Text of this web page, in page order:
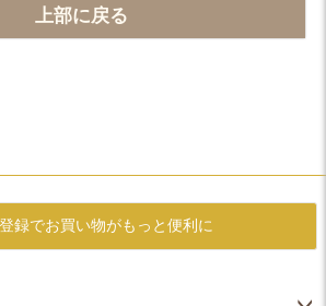
上部に戻る
録でお買い物がもっと便利に